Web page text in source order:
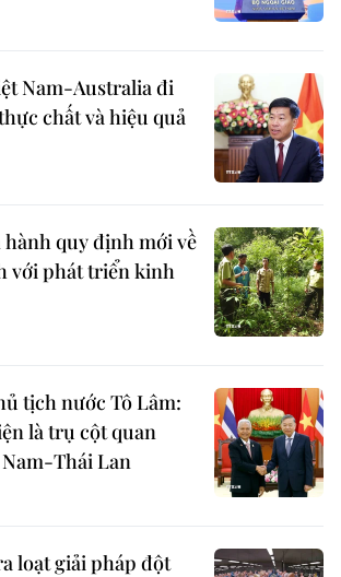
Nam-Australia đi
chất và hiệu quả
quy định mới về
với phát triển kinh
tịch nước Tô Lâm:
là trụ cột quan
Thái Lan
loạt giải pháp đột